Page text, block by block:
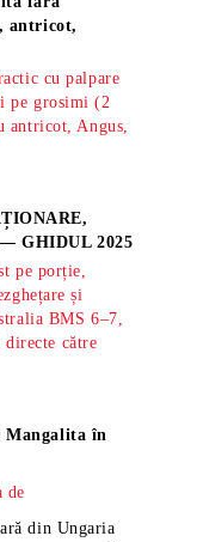
antricot,
cu palpare
pe grosimi (2
antricot, Angus,
GHIDUL 2025
pe porție,
și
BMS 6–7,
către
Mangalita în
de
din Ungaria